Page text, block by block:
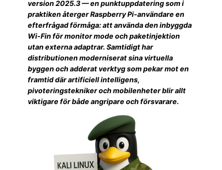
version 2025.3 — en punktuppdatering som i
praktiken återger Raspberry Pi‑användare en
efterfrågad förmåga: att använda den inbyggda
Wi‑Fin för monitor mode och paketinjektion
utan externa adaptrar. Samtidigt har
distributionen moderniserat sina virtuella
byggen och adderat verktyg som pekar mot en
framtid där artificiell intelligens,
pivoteringstekniker och mobilenheter blir allt
viktigare för både angripare och försvarare.